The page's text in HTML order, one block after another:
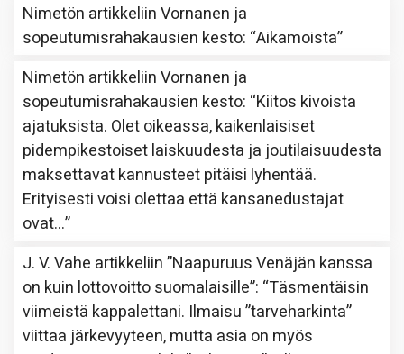
Nimetön artikkeliinVornanen ja
sopeutumisrahakausien kesto: “Aikamoista”
Nimetön artikkeliinVornanen ja
sopeutumisrahakausien kesto: “Kiitos kivoista
ajatuksista. Olet oikeassa, kaikenlaisiset
pidempikestoiset laiskuudesta ja joutilaisuudesta
maksettavat kannusteet pitäisi lyhentää.
Erityisesti voisi olettaa että kansanedustajat
ovat…”
J. V. Vahe artikkeliin”Naapuruus Venäjän kanssa
on kuin lottovoitto suomalaisille”: “Täsmentäisin
viimeistä kappalettani. Ilmaisu ”tarveharkinta”
viittaa järkevyyteen, mutta asia on myös